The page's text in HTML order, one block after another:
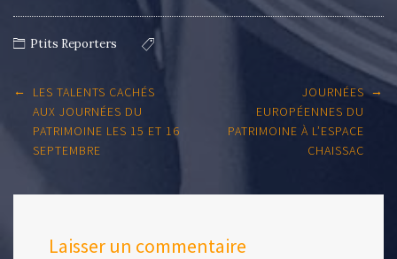
Ptits Reporters
Post
navigation
←
LES TALENTS CACHÉS
AUX JOURNÉES DU
PATRIMOINE LES 15 ET 16
SEPTEMBRE
JOURNÉES
EUROPÉENNES DU
PATRIMOINE À L’ESPACE
CHAISSAC
→
Laisser un commentaire